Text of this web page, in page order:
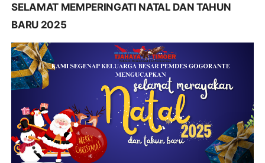
SELAMAT MEMPERINGATI NATAL DAN TAHUN
BARU 2025